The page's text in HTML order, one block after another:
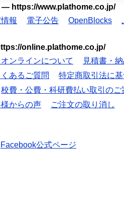
— https://www.plathome.co.jp/
報 電子公告 OpenBlocks
online.plathome.co.jp/
ンラインについて
見積書・
くあるご質問
特定商取引法に
校費・公費・科研費払い取引のご
からの声 ご注文の取り消し
Facebook公式ページ